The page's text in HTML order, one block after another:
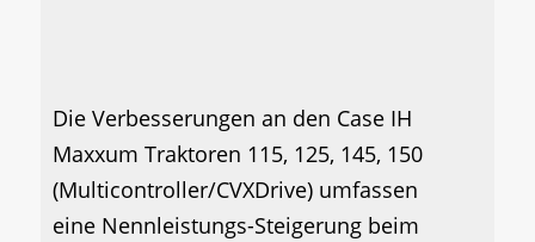
Die Verbesserungen an den Case IH
Maxxum Traktoren 115, 125, 145, 150
(Multicontroller/CVXDrive) umfassen
eine Nennleistungs-Steigerung beim